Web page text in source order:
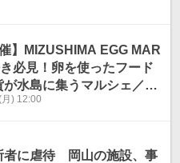
】MIZUSHIMA EGG MAR
必見！卵を使ったフード
水島に集うマルシェ／倉
) 12:00
者に虐待 岡山の施設、事